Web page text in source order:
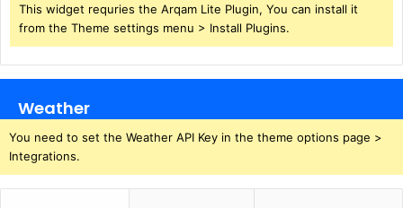
This widget requries the Arqam Lite Plugin, You can install it
from the Theme settings menu > Install Plugins.
Weather
You need to set the Weather API Key in the theme options page >
Integrations.